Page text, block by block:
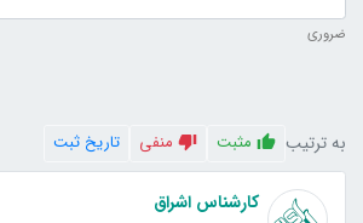
ضروری
به ترتیب مثبت منفی تاریخ ثبت
کارشناس اشراق